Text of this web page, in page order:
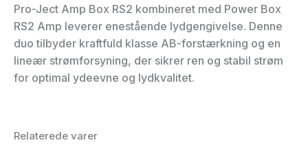
Pro-Ject Amp Box RS2 kombineret med Power Box
RS2 Amp leverer enestående lydgengivelse. Denne
duo tilbyder kraftfuld klasse AB-forstærkning og en
lineær strømforsyning, der sikrer ren og stabil strøm
for optimal ydeevne og lydkvalitet.
Relaterede varer